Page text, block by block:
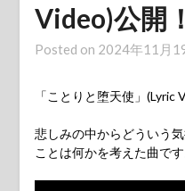
Video)公開！
Posted on 2024年11月
「ことりと堕天使」(Lyric
悲しみの中からどういう
ことは何かを考えた曲です